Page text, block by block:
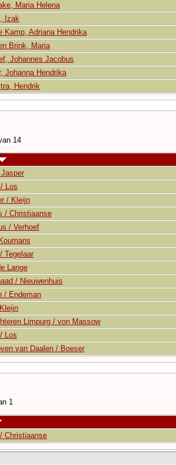
Maria Helena
Izak
Kamp, Adriana Hendrika
Brink, Maria
Johannes Jacobus
Johanna Hendrika
Hendrik
14
Los
/ Kleijn
/ Christiaanse
/ Verhoef
Tegelaar
Lange
/ Nieuwenhuis
/ Endeman
Limpurg / von Massow
Los
van Daalen / Boeser
1
Christiaanse